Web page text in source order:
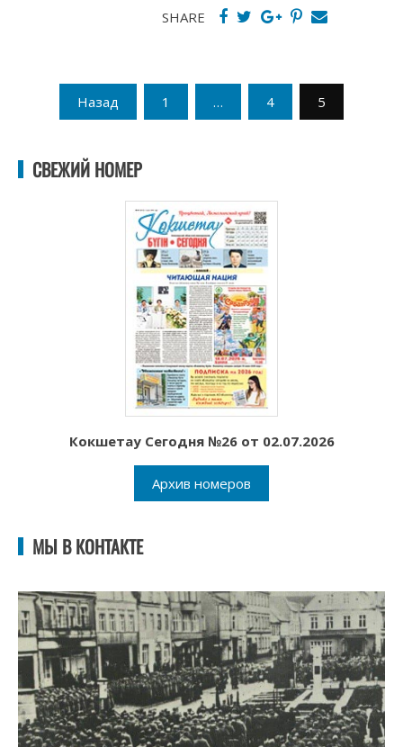
SHARE
Пагинация
записей
Назад 1 … 4 5
СВЕЖИЙ НОМЕР
Кокшетау Сегодня №26 от 02.07.2026
Архив номеров
МЫ В КОНТАКТЕ